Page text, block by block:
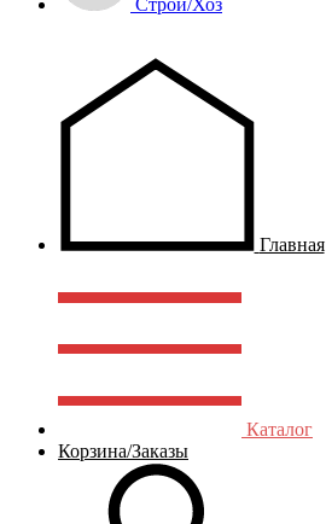
Строй/Хоз
Главная
Каталог
Корзина/Заказы